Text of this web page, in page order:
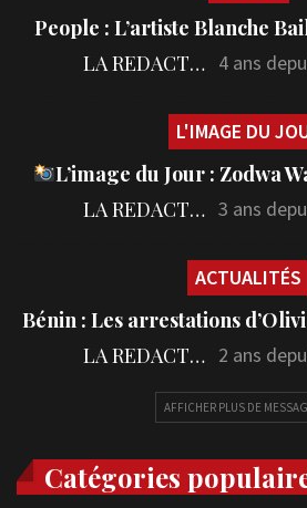
People : L’artiste Blanche
LA REDACTION 4 ans
L'IMAGE DU
L’image du Jour : Zodwa
LA REDACTION 3 ans
ACTUALITÉS
Bénin : Les arrestations
LA REDACTION 2 ans
AFFICHER PLUS DE
Catégories